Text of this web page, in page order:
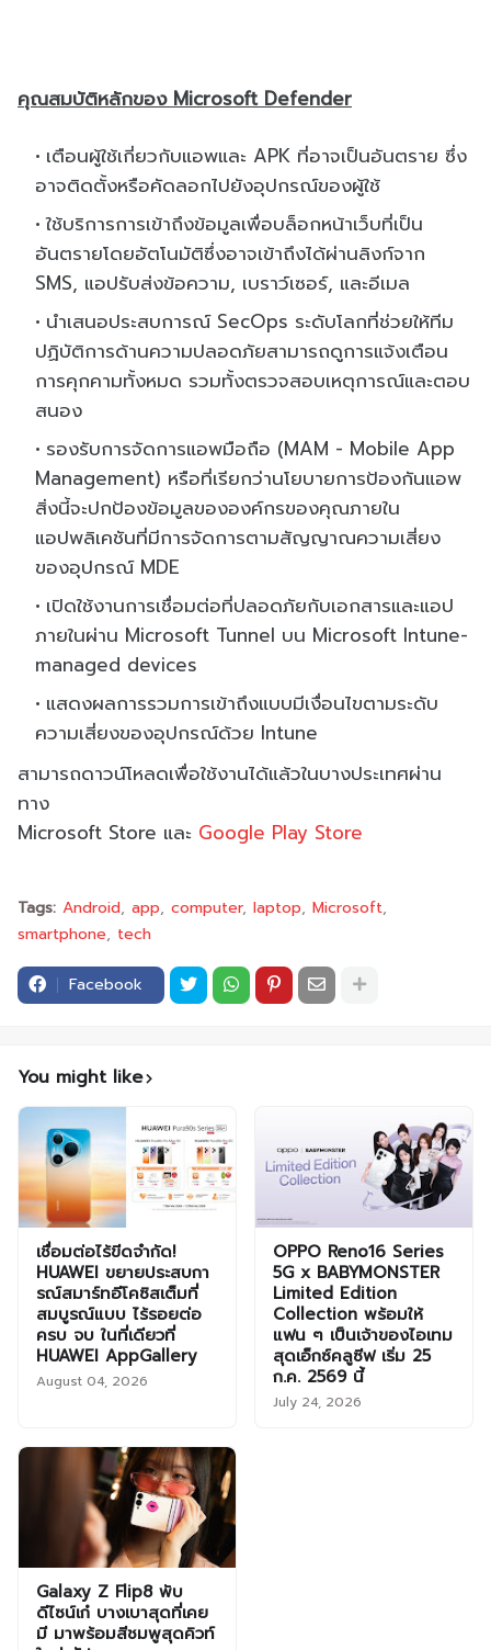
คุณสมบัติหลักของ Microsoft Defender
เตือนผู้ใช้เกี่ยวกับแอพและ APK ที่อาจเป็นอันตราย ซึ่ง
อาจติดตั้งหรือคัดลอกไปยังอุปกรณ์ของผู้ใช้
ใช้บริการการเข้าถึงข้อมูลเพื่อบล็อกหน้าเว็บที่เป็น
อันตรายโดยอัตโนมัติซึ่งอาจเข้าถึงได้ผ่านลิงก์จาก
SMS, แอปรับส่งข้อความ, เบราว์เซอร์, และอีเมล
นำเสนอประสบการณ์ SecOps ระดับโลกที่ช่วยให้ทีม
ปฏิบัติการด้านความปลอดภัยสามารถดูการแจ้งเตือน
การคุกคามทั้งหมด รวมทั้งตรวจสอบเหตุการณ์และตอบ
สนอง
รองรับการจัดการแอพมือถือ (MAM - Mobile App
Management) หรือที่เรียกว่านโยบายการป้องกันแอพ
สิ่งนี้จะปกป้องข้อมูลขององค์กรของคุณภายใน
แอปพลิเคชันที่มีการจัดการตามสัญญาณความเสี่ยง
ของอุปกรณ์ MDE
เปิดใช้งานการเชื่อมต่อที่ปลอดภัยกับเอกสารและแอป
ภายในผ่าน Microsoft Tunnel บน Microsoft Intune-
managed devices
แสดงผลการรวมการเข้าถึงแบบมีเงื่อนไขตามระดับ
ความเสี่ยงของอุปกรณ์ด้วย Intune
สามารถดาวน์โหลดเพื่อใช้งานได้แล้วในบางประเทศผ่าน
ทาง
Microsoft Store และ Google Play Store
Tags: Android app computer laptop Microsoft
smartphone tech
Facebook
You might like
เชื่อมต่อไร้ขีดจำกัด!
HUAWEI ขยายประสบกา
รณ์สมาร์ทอีโคซิสเต็มที่
สมบูรณ์แบบ ไร้รอยต่อ
ครบ จบ ในที่เดียวที่
HUAWEI AppGallery
August 04, 2026
OPPO Reno16 Series
5G x BABYMONSTER
Limited Edition
Collection พร้อมให้
แฟน ๆ เป็นเจ้าของไอเทม
สุดเอ็กซ์คลูซีฟ เริ่ม 25
ก.ค. 2569 นี้
July 24, 2026
Galaxy Z Flip8 พับ
ดีไซน์เก๋ บางเบาสุดที่เคย
มี มาพร้อมสีชมพูสุดคิวท์